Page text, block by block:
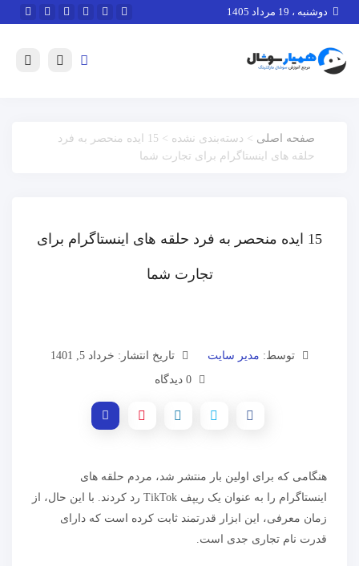
دوشنبه ، 19 مرداد 1405
صفحه اصلی
> دسته‌بندی نشده > 15 ایده منحصر به فرد
حلقه های اینستاگرام برای تجارت شما
15 ایده منحصر به فرد حلقه های اینستاگرام برای
تجارت شما
توسط: مدیر سایت
تاریخ انتشار: خرداد 5, 1401
0 دیدگاه
هنگامی که برای اولین بار منتشر شد، مردم حلقه های
اینستاگرام را به عنوان یک ریپف TikTok رد کردند. با این حال، از
زمان معرفی، این ابزار قدرتمند ثابت کرده است که دارای
قدرت نام تجاری جدی است.